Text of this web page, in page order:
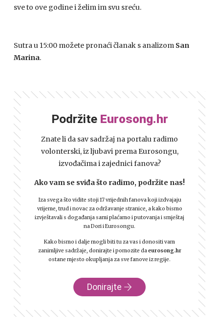
sve to ove godine i želim im svu sreću.
Sutra u 15:00 možete pronaći članak s analizom San
Marina.
Podržite Eurosong.hr
Znate li da sav sadržaj na portalu radimo
volonterski, iz ljubavi prema Eurosongu,
izvođačima i zajednici fanova?
Ako vam se sviđa što radimo, podržite nas!
Iza svega što vidite stoji 17 vrijednih fanova koji izdvajaju
vrijeme, trud i novac za održavanje stranice, a kako bismo
izvještavali s događanja sami plaćamo i putovanja i smještaj
na Dori i Eurosongu.
Kako bismo i dalje mogli biti tu za vas i donositi vam
zanimljive sadržaje, donirajte i pomozite daeurosong.hr
ostane mjesto okupljanja za sve fanove iz regije.
Donirajte